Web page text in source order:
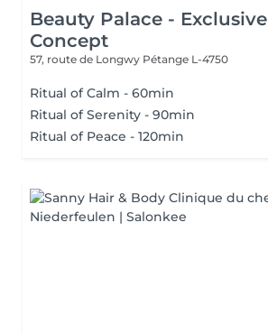
Beauty Palace - Exclusive
Concept
57, route de Longwy Pétange L-4750
Ritual of Calm - 60min
Ritual of Serenity - 90min
Ritual of Peace - 120min